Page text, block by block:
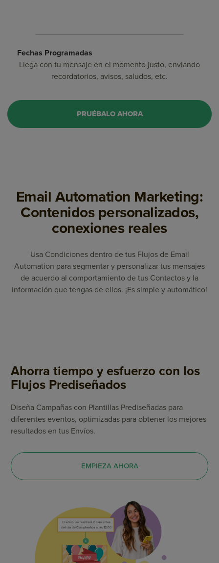
Fechas Programadas
Llega con tu mensaje en el momento justo, enviando
recordatorios, avisos, saludos, etc.
PRUÉBALO AHORA
Email Automation Marketing:
Contenidos personalizados,
conexiones reales
Usa Condiciones dentro de tus Flujos de Email
Automation para segmentar y personalizar tus mensajes
de acuerdo al comportamiento de tus Contactos y la
información que tengas de ellos. ¡Es simple y automático!
Ahorra tiempo y esfuerzo con los
Flujos Prediseñados
Diseña Campañas con Plantillas Prediseñadas para
diferentes eventos, optimizadas para obtener los mejores
resultados en tus Envíos.
EMPIEZA AHORA